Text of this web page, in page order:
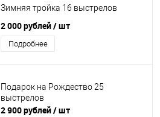
Зимняя тройка 16 выстрелов
2 000 рублей/ шт
Подробнее
Подарок на Рождество 25
выстрелов
2 900 рублей/ шт